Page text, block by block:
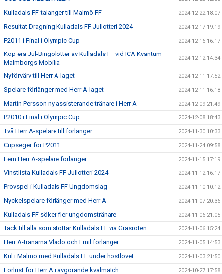
Kulladals FF-talanger till Malmö FF 2024-12-22 18:07
Resultat Dragning Kulladals FF Jullotteri 2024 2024-12-17 19:19
F2011 i Final i Olympic Cup 2024-12-16 16:17
Köp era Jul-Bingolotter av Kulladals FF vid ICA Kvantum
Malmborgs Mobilia
2024-12-12 14:34
Nyförvärv till Herr A-laget 2024-12-11 17:52
Spelare förlänger med Herr A-laget 2024-12-11 16:18
Martin Persson ny assisterande tränare i Herr A 2024-12-09 21:49
P2010 i Final i Olympic Cup 2024-12-08 18:43
Två Herr A-spelare till förlänger 2024-11-30 10:33
Cupseger för P2011 2024-11-24 09:58
Fem Herr A-spelare förlänger 2024-11-15 17:19
Vinstlista Kulladals FF Jullotteri 2024 2024-11-12 16:17
Provspel i Kulladals FF Ungdomslag 2024-11-10 10:12
Nyckelspelare förlänger med Herr A 2024-11-07 20:36
Kulladals FF söker fler ungdomstränare 2024-11-06 21:05
Tack till alla som stöttar Kulladals FF via Gräsroten 2024-11-06 15:24
Herr A-tränarna Vlado och Emil förlänger 2024-11-05 14:53
Kul i Malmö med Kulladals FF under höstlovet 2024-11-03 21:50
Förlust för Herr A i avgörande kvalmatch 2024-10-27 17:58